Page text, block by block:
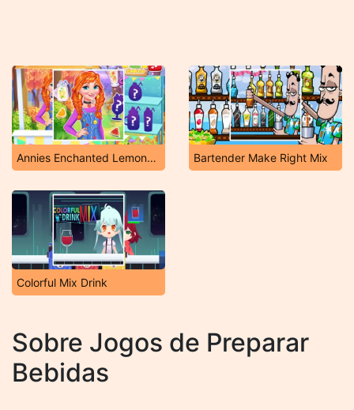
Annies Enchanted Lemonade Stand Bartender Make Right Mix
Colorful Mix Drink
Sobre Jogos de Preparar
Bebidas